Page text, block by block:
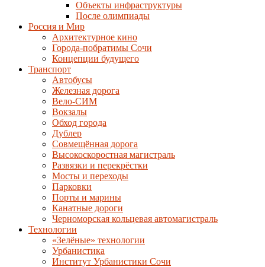
Объекты инфраструктуры
После олимпиады
Россия и Мир
Архитектурное кино
Города-побратимы Сочи
Концепции будущего
Транспорт
Автобусы
Железная дорога
Вело-СИМ
Вокзалы
Обход города
Дублер
Совмещённая дорога
Высокоскоростная магистраль
Развязки и перекрёстки
Мосты и переходы
Парковки
Порты и марины
Канатные дороги
Черноморская кольцевая автомагистраль
Технологии
«Зелёные» технологии
Урбанистика
Институт Урбанистики Сочи